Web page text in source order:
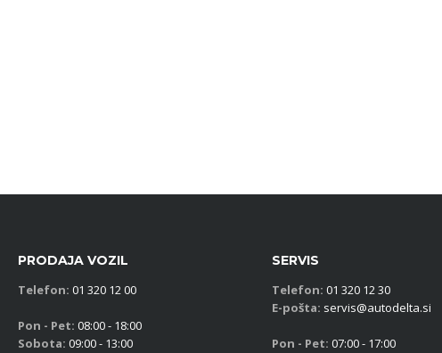
PRODAJA VOZIL
Telefon: 01 320 12 00
Pon - Pet: 08:00 - 18:00
Sobota: 09:00 - 13:00
SERVIS
Telefon: 01 320 12 30
E-pošta: servis@autodelta.si
Pon - Pet: 07:00 - 17:00